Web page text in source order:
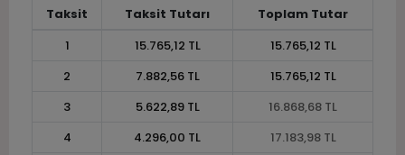
Taksit Taksit Tutarı
Toplam Tutar
1
15.765,12 TL
15.765,12 TL
2
7.882,56 TL
15.765,12 TL
3
5.622,89 TL
16.868,68 TL
4
4.296,00 TL
17.183,98 TL